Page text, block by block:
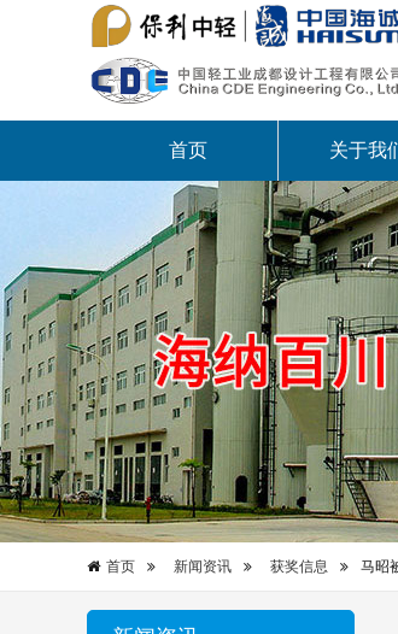
首页 关于我
首页 新闻资讯 获奖信息 马昭